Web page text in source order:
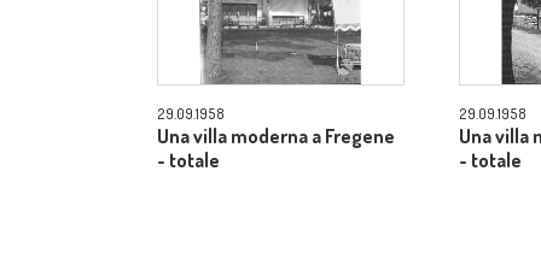
29.09.1958
Una villa moderna a Fregene
- totale
29.09.1958
Una villa
- totale